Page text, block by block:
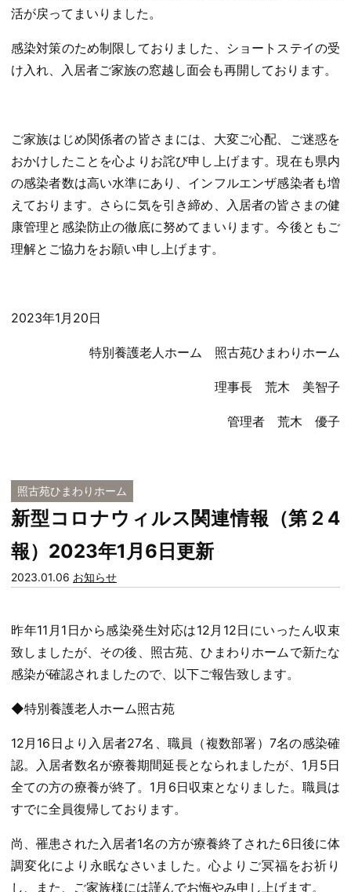
活が戻ってまいりました。
感染対策のため制限しておりました、ショートステイの受
け入れ、入居者ご家族の窓越し面会も再開しております。
ご家族はじめ関係者の皆さまには、大変ご心配、ご迷惑を
おかけしたことを心よりお詫び申し上げます。現在も県内
の感染者数は高い水準にあり、インフルエンザ感染者も増
えております。さらに気を引き締め、入居者の皆さまの健
康管理と感染防止の徹底に努めてまいります。今後ともご
理解とご協力をお願い申し上げます。
2023年1月20日
特別養護老人ホーム 照古苑ひまわりホーム
理事長 荒木 美智子
管理者 荒木 優子
照古苑ひまわりホーム
新型コロナウィルス関連情報（第２4
報）2023年1月6日更新
2023.01.06 カ
リー:
お知らせ
昨年11月1日から感染発生対応は12月12日にいったん収束
致しましたが、その後、照古苑、ひまわりホームで新たな
感染が確認されましたので、以下ご報告致します。
◆特別養護老人ホーム照古苑
12月16日より入居者27名、職員（複数部署）7名の感染確
認。入居者数名が療養期間延長となられましたが、1月5日
全ての方の療養が終了。1月6日収束となりました。職員は
すでに全員復帰しております。
尚、罹患された入居者1名の方が療養終了された6日後に体
調変化により永眠なさいました。心よりご冥福をお祈り
し、また、ご家族様には謹んでお悔やみ申し上げます。